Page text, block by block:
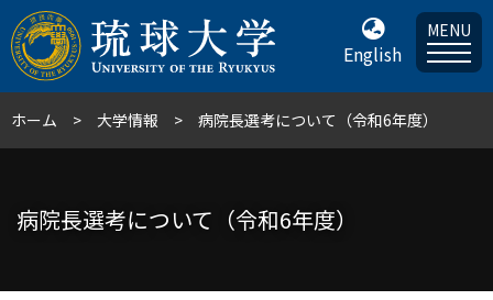
English
MENU
ホーム 大学情報 病院長選考について（令和6年度）
病院長選考について（令和6年度）